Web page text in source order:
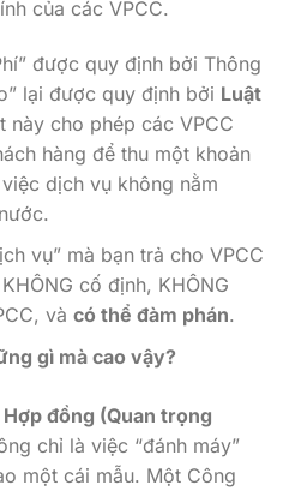
của các VPCC.
được quy định bởi Thông
lại được quy định bởi Luật
này cho phép các VPCC
hàng để thu một khoản
dịch vụ không nằm
vụ” mà bạn trả cho VPCC
cố định, KHÔNG
và có thể đàm phán.
gì mà cao vậy?
Hợp đồng (Quan trọng
chỉ là việc “đánh máy”
một cái mẫu. Một Công